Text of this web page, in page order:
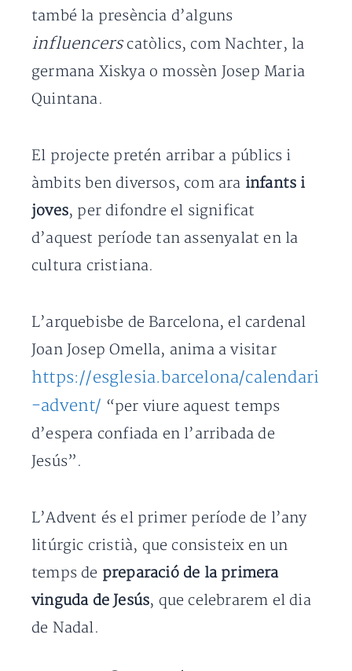
també la presència d’alguns
influencerscatòlics, com Nachter, la
germana Xiskya o mossèn Josep Maria
Quintana.
El projecte pretén arribar a públics i
àmbits ben diversos, com ara infants i
joves, per difondre el significat
d’aquest període tan assenyalat en la
cultura cristiana.
L’arquebisbe de Barcelona, el cardenal
Joan Josep Omella, anima a visitar
https://esglesia.barcelona/calendari
-advent/ “per viure aquest temps
d’espera confiada en l’arribada de
Jesús”.
L’Advent és el primer període de l’any
litúrgic cristià, que consisteix en un
temps de preparació de la primera
vinguda de Jesús, que celebrarem el dia
de Nadal.